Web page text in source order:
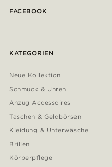
FACEBOOK
KATEGORIEN
Neue Kollektion
Schmuck & Uhren
Anzug Accessoires
Taschen & Geldbörsen
Kleidung & Unterwäsche
Brillen
Körperpflege